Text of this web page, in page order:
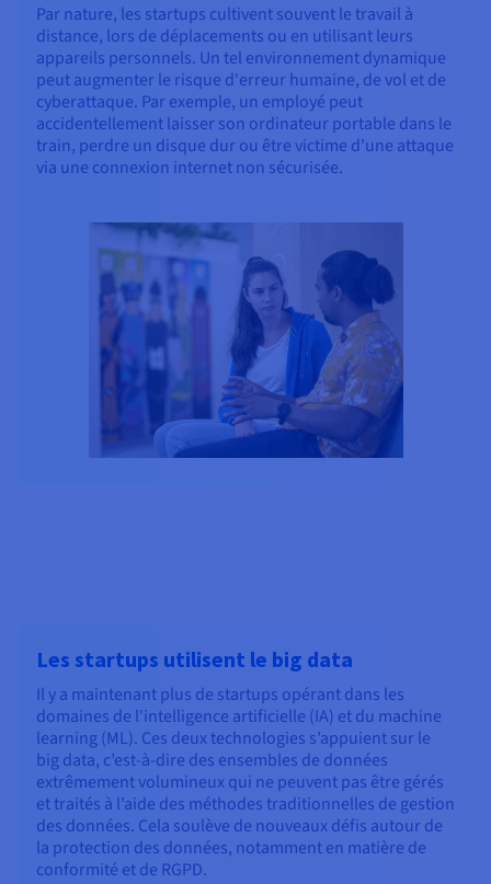
Par nature, les startups cultivent souvent le travail à
distance, lors de déplacements ou en utilisant leurs
appareils personnels. Un tel environnement dynamique
peut augmenter le risque d'erreur humaine, de vol et de
cyberattaque. Par exemple, un employé peut
accidentellement laisser son ordinateur portable dans le
train, perdre un disque dur ou être victime d'une attaque
via une connexion internet non sécurisée.
Les startups utilisent le big data
Il y a maintenant plus de startups opérant dans les
domaines de l'intelligence artificielle (IA) et du machine
learning (ML). Ces deux technologies s’appuient sur le
big data, c’est-à-dire des ensembles de données
extrêmement volumineux qui ne peuvent pas être gérés
et traités à l’aide des méthodes traditionnelles de gestion
des données. Cela soulève de nouveaux défis autour de
la protection des données, notamment en matière de
conformité et de RGPD.